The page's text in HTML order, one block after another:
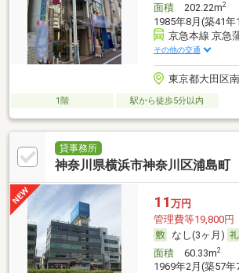
面積202.22m2
1985年8月(築41年
京急本線 京急
その他の交通
東京都大田区
1階 駅から徒歩5分以内
貸事務所
神奈川県横浜市神奈川区浦島町
11 万円
管理費等19,800円
なし(3ヶ月)
面積60.33m2
1969年2月(築57年